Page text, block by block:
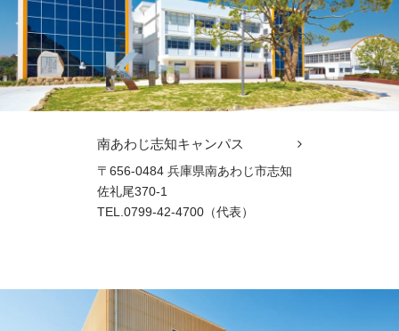
南あわじ志知キャンパス
〒656-0484 兵庫県南あわじ市志知
佐礼尾370-1
TEL.0799-42-4700（代表）